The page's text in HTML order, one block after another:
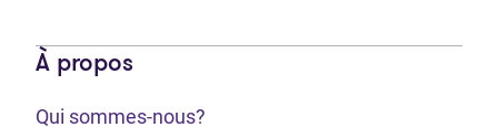
À propos
Qui sommes-nous?